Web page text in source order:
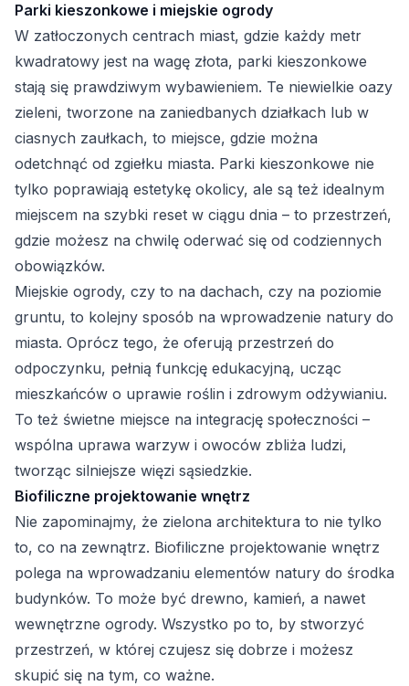
Parki kieszonkowe i miejskie ogrody
W zatłoczonych centrach miast, gdzie każdy metr
kwadratowy jest na wagę złota, parki kieszonkowe
stają się prawdziwym wybawieniem. Te niewielkie oazy
zieleni, tworzone na zaniedbanych działkach lub w
ciasnych zaułkach, to miejsce, gdzie można
odetchnąć od zgiełku miasta. Parki kieszonkowe nie
tylko poprawiają estetykę okolicy, ale są też idealnym
miejscem na szybki reset w ciągu dnia – to przestrzeń,
gdzie możesz na chwilę oderwać się od codziennych
obowiązków.
Miejskie ogrody, czy to na dachach, czy na poziomie
gruntu, to kolejny sposób na wprowadzenie natury do
miasta. Oprócz tego, że oferują przestrzeń do
odpoczynku, pełnią funkcję edukacyjną, ucząc
mieszkańców o uprawie roślin i zdrowym odżywianiu.
To też świetne miejsce na integrację społeczności –
wspólna uprawa warzyw i owoców zbliża ludzi,
tworząc silniejsze więzi sąsiedzkie.
Biofiliczne projektowanie wnętrz
Nie zapominajmy, że zielona architektura to nie tylko
to, co na zewnątrz. Biofiliczne projektowanie wnętrz
polega na wprowadzaniu elementów natury do środka
budynków. To może być drewno, kamień, a nawet
wewnętrzne ogrody. Wszystko po to, by stworzyć
przestrzeń, w której czujesz się dobrze i możesz
skupić się na tym, co ważne.